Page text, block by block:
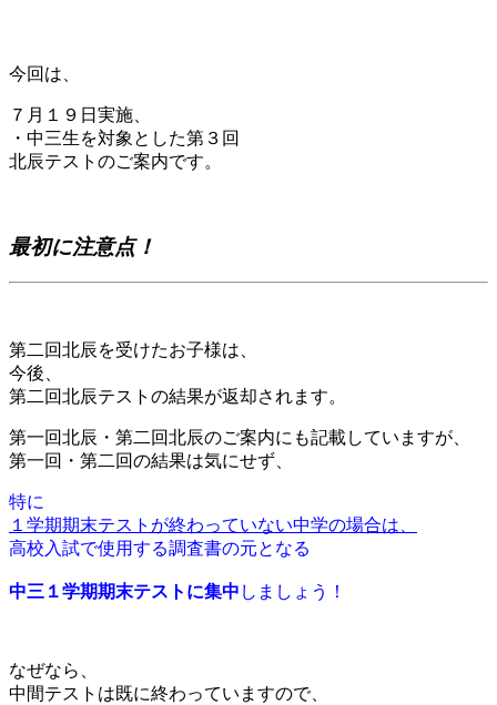
今回は、
７月１９日実施、
・中三生を対象とした第３回
北辰テストのご案内です。
最初に注意点！
第二回北辰を受けたお子様は、
今後、
第二回北辰テストの結果が返却されます。
第一回北辰・第二回北辰のご案内にも記載していますが、
第一回・第二回の結果は気にせず、
特に
１学期期末テストが終わっていない中学の場合は、
高校入試で使用する調査書の元となる
中三１学期期末テストに集中 しましょう！
なぜなら、
中間テストは既に終わっていますので、